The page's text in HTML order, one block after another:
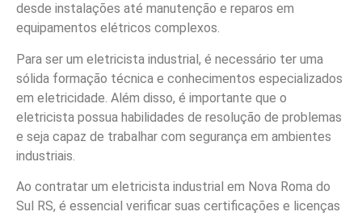
desde instalações até manutenção e reparos em
equipamentos elétricos complexos.
Para ser um eletricista industrial, é necessário ter uma
sólida formação técnica e conhecimentos especializados
em eletricidade. Além disso, é importante que o
eletricista possua habilidades de resolução de problemas
e seja capaz de trabalhar com segurança em ambientes
industriais.
Ao contratar um eletricista industrial em Nova Roma do
Sul RS, é essencial verificar suas certificações e licenças